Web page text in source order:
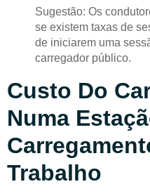
Sugestão: Os
se existem taxas de
de iniciarem uma
carregador público.
Custo Do
Numa
Trabalho